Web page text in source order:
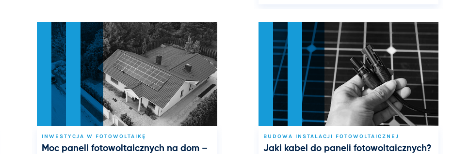
INWESTYCJA W FOTOWOLTAIKĘ
Moc paneli fotowoltaicznych na dom –
BUDOWA INSTALACJI FOTOWOLTAICZNEJ
Jaki kabel do paneli fotowoltaicznych?